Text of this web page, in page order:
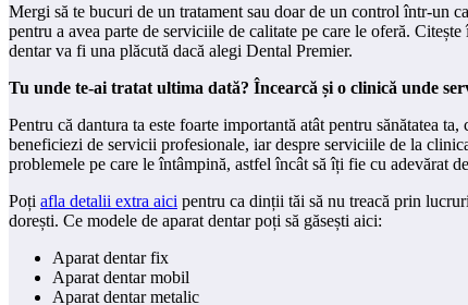
Mergi să te bucuri de un tratament sau doar de un control într-un
pentru a avea parte de serviciile de calitate pe care le oferă.
dentar va fi una plăcută dacă alegi Dental Premier.
Tu unde te-ai tratat ultima dată? Încearcă și o clinică unde
Pentru că dantura ta este foarte importantă atât pentru sănătatea
beneficiezi de servicii profesionale, iar despre serviciile de la
problemele pe care le întâmpină, astfel încât să îți fie cu adevărat
Poți afla detalii extra aici pentru ca dinții tăi să nu treacă prin
dorești. Ce modele de aparat dentar poți să găsești aici:
Aparat dentar fix
Aparat dentar mobil
Aparat dentar metalic